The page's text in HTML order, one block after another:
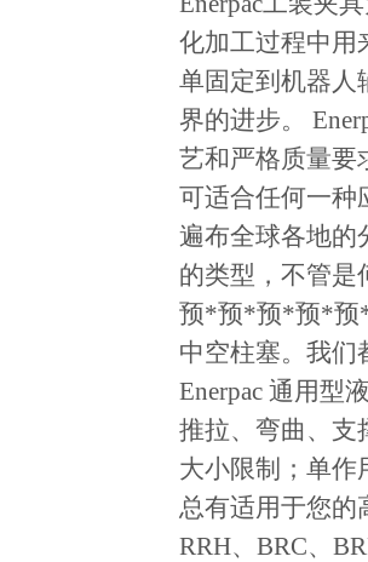
化加工过程中用
单固定到机器人
界的进步。
艺和严格质量要
可适合任何一种
遍布全球各地的
的类型，不管是
预*预*预*预*预
中空柱塞。我们
Enerpac 通用型
推拉、弯曲、
大小限制；单作
总有适用于您的
RRH、 BRC、